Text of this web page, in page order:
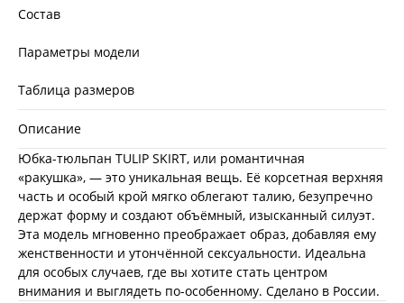
Состав
Параметры модели
Таблица размеров
Описание
Юбка-тюльпан TULIP SKIRT, или романтичная
«ракушка», — это уникальная вещь. Её корсетная верхняя
часть и особый крой мягко облегают талию, безупречно
держат форму и создают объёмный, изысканный силуэт.
Эта модель мгновенно преображает образ, добавляя ему
женственности и утончённой сексуальности. Идеальна
для особых случаев, где вы хотите стать центром
внимания и выглядеть по-особенному. Сделано в России.